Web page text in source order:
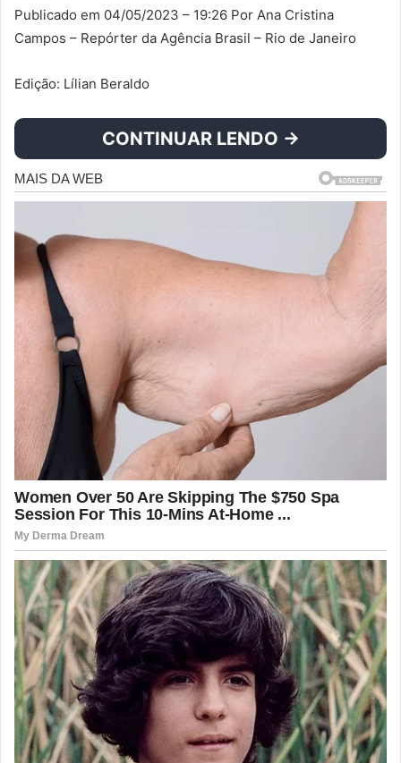
Publicado em 04/05/2023 – 19:26 Por Ana Cristina
Campos – Repórter da Agência Brasil – Rio de Janeiro
Edição: Lílian Beraldo
CONTINUAR LENDO →